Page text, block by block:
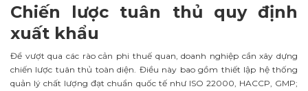
Chiến lược tuân thủ quy định
xuất khẩu
Để vượt qua các rào cản phi thuế quan, doanh nghiệp cần xây dựng
chiến lược tuân thủ toàn diện. Điều này bao gồm thiết lập hệ thống
quản lý chất lượng đạt chuẩn quốc tế như ISO 22000, HACCP, GMP;